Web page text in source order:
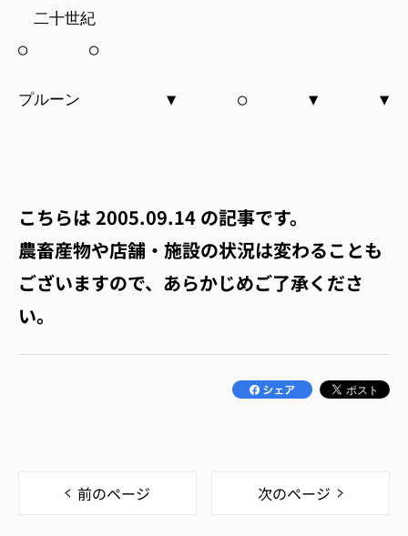
二十世紀
○ ○
プルーン ▼ ○ ▼ ▼
こちらは2005.09.14 の記事です。
農畜産物や店舗・施設の状況は変わることも
ございますので、あらかじめご了承くださ
い。
前のページ 次のページ